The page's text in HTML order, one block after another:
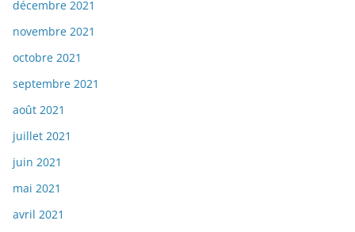
décembre 2021
novembre 2021
octobre 2021
septembre 2021
août 2021
juillet 2021
juin 2021
mai 2021
avril 2021